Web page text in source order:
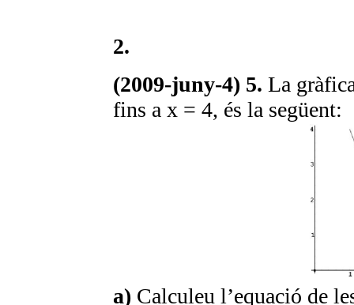
2.
(2009-juny-4) 5. La
fins a x = 4, és la següent:
a) Calculeu l’equació de